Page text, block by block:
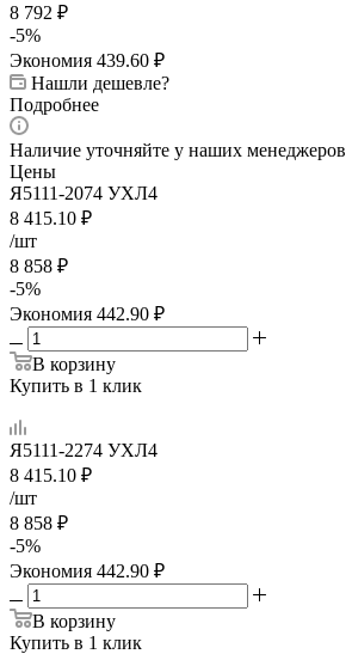
8 792 ₽
-5%
Экономия 439.60 ₽
Нашли дешевле?
Подробнее
Наличие уточняйте у наших менеджеров
Цены
Я5111-2074 УХЛ4
8 415.10 ₽
/шт
8 858 ₽
-5%
Экономия 442.90 ₽
В корзину
Купить в 1 клик
Я5111-2274 УХЛ4
8 415.10 ₽
/шт
8 858 ₽
-5%
Экономия 442.90 ₽
В корзину
Купить в 1 клик